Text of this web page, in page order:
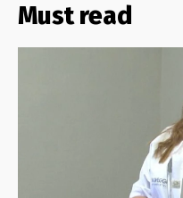
Must read